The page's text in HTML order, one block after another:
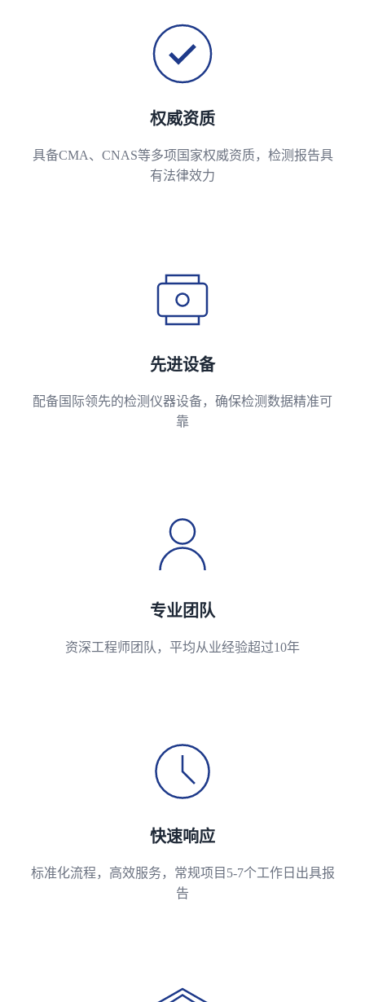
权威资质
具备CMA、CNAS等多项国家权威资质，检测报告具
有法律效力
先进设备
配备国际领先的检测仪器设备，确保检测数据精准可
靠
专业团队
资深工程师团队，平均从业经验超过10年
快速响应
标准化流程，高效服务，常规项目5-7个工作日出具报
告